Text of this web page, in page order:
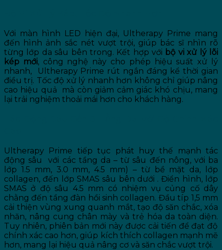
Với màn hình LED hiện đại, Ultherapy Prime mang
đến hình ảnh sắc nét vượt trội, giúp bác sĩ nhìn rõ
từng lớp da sâu bên trong. Kết hợp với bộ vi xử lý lõi
kép mới, công nghệ này cho phép hiệu suất xử lý
nhanh, Ultherapy Prime rút ngắn đáng kể thời gian
điều trị. Tốc độ xử lý nhanh hơn không chỉ giúp nâng
cao hiệu quả mà còn giảm cảm giác khó chịu, mang
lại trải nghiệm thoải mái hơn cho khách hàng.
Ultherapy Prime tiếp tục phát huy thế mạnh tác
động sâu
với các tầng da – từ sâu đến nông, với ba
lớp 1.5 mm, 3.0 mm, 4.5 mm) – từ bề mặt da, lớp
collagen, đến lớp SMAS sâu bên dưới . Điển hình, lớp
SMAS ở độ sâu 4.5 mm có nhiệm vụ củng cố dây
chằng đến tầng đàn hồi sinh collagen. Đầu típ 1,5 mm
cải thiện vùng xung quanh mắt, tạo độ săn chắc, xóa
nhăn, nâng cung chân mày và trẻ hóa da toàn diện.
Tuy nhiên, phiên bản mới này được cải tiến để đạt độ
chính xác cao hơn, giúp kích thích collagen mạnh mẽ
hơn, mang lại hiệu quả nâng cơ và săn chắc vượt trội.